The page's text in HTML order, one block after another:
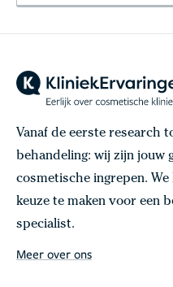
Vanaf de eerste research
behandeling: wij zijn jouw
cosmetische ingrepen.
keuze te maken voor een
specialist.
Meer over ons